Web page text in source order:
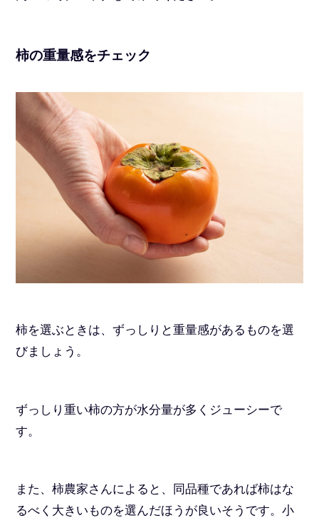
柿の重量感をチェック
柿を選ぶときは、ずっしりと重量感があるものを選
びましょう。
ずっしり重い柿の方が水分量が多くジューシーで
す。
また、柿農家さんによると、同品種であれば柿はな
るべく大きいものを選んだほうが良いそうです。小